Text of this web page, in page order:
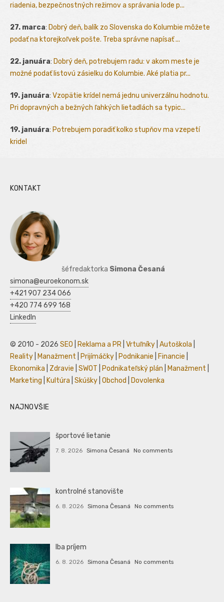
riadenia, bezpečnostných režimov a správania lode p...
27. marca: Dobrý deň, balík zo Slovenska do Kolumbie môžete
podať na ktorejkoľvek pošte. Treba správne napísať ...
22. januára: Dobrý deň, potrebujem radu: v akom meste je
možné podať listovú zásielku do Kolumbie. Aké platia pr...
19. januára: Vzopätie krídel nemá jednu univerzálnu hodnotu.
Pri dopravných a bežných ľahkých lietadlách sa typic...
19. januára: Potrebujem poradiť kolko stupňov ma vzepetí
kridel
KONTAKT
šéfredaktorka Simona Česaná
simona@euroekonom.sk
+421 907 234 066
+420 774 699 168
LinkedIn
© 2010 - 2026 SEO Reklama a PR Vrtuľníky Autoškola
Reality
Manažment Prijímáčky Podnikanie Financie
Ekonomika
Zdravie SWOT Podnikateľský plán Manažment
Marketing
Kultúra Skúšky Obchod Dovolenka
NAJNOVŠIE
športové lietanie
7. 8. 2026 Simona Česaná No comments
kontrolné stanovište
6. 8. 2026 Simona Česaná No comments
Iba príjem
6. 8. 2026 Simona Česaná No comments